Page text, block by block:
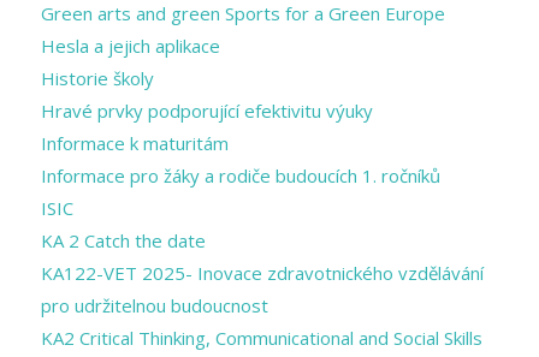
Green arts and ​green Sports for a ​Green Europe
Hesla a jejich aplikace
Historie školy
Hravé prvky podporující efektivitu výuky
Informace k maturitám
Informace pro žáky a rodiče budoucích 1. ročníků
ISIC
KA 2 Catch the date
KA122-VET 2025- Inovace zdravotnického vzdělávání
pro udržitelnou budoucnost
KA2 Critical Thinking, Communicational and Social Skills